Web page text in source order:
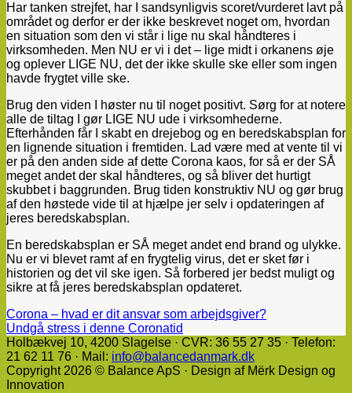
Har tanken strejfet, har I sandsynligvis scoret/vurderet lavt på
området og derfor er der ikke beskrevet noget om, hvordan
en situation som den vi står i lige nu skal håndteres i
virksomheden. Men NU er vi i det – lige midt i orkanens øje
og oplever LIGE NU, det der ikke skulle ske eller som ingen
havde frygtet ville ske.
Brug den viden I høster nu til noget positivt. Sørg for at notere
alle de tiltag I gør LIGE NU ude i virksomhederne.
Efterhånden får I skabt en drejebog og en beredskabsplan for
en lignende situation i fremtiden. Lad være med at vente til vi
er på den anden side af dette Corona kaos, for så er der SÅ
meget andet der skal håndteres, og så bliver det hurtigt
skubbet i baggrunden. Brug tiden konstruktiv NU og gør brug
af den høstede vide til at hjælpe jer selv i opdateringen af
jeres beredskabsplan.
En beredskabsplan er SÅ meget andet end brand og ulykke.
Nu er vi blevet ramt af en frygtelig virus, det er sket før i
historien og det vil ske igen. Så forbered jer bedst muligt og
sikre at få jeres beredskabsplan opdateret.
Corona – hvad er dit ansvar som arbejdsgiver?
Undgå stress i denne Coronatid
Holbækvej 10, ​4200 Slagelse · CVR: 36 55 27 35 · Telefon:
21 62 11 76 · Mail: info@balancedanmark.dk
Copyright 2026 © Balance ApS · Design af Mërk Design og
Innovation